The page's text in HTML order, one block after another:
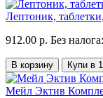
Лептоник,
912.00 р. Без
В корзину Купи в
Мейл Эктив